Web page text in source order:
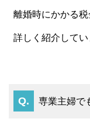
離婚時にかかる
詳しく紹介してい
専業主婦で